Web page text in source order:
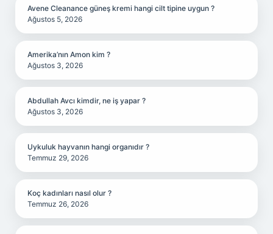
Avene Cleanance güneş kremi hangi cilt tipine uygun ?
Ağustos 5, 2026
Amerika’nın Amon kim ?
Ağustos 3, 2026
Abdullah Avcı kimdir, ne iş yapar ?
Ağustos 3, 2026
Uykuluk hayvanın hangi organıdır ?
Temmuz 29, 2026
Koç kadınları nasıl olur ?
Temmuz 26, 2026